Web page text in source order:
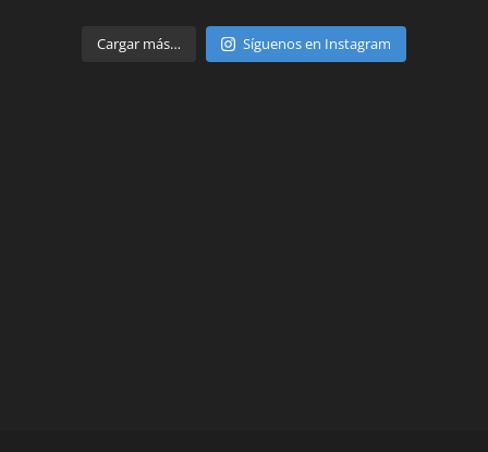
Parte de
Cargar más… Síguenos en Instagram